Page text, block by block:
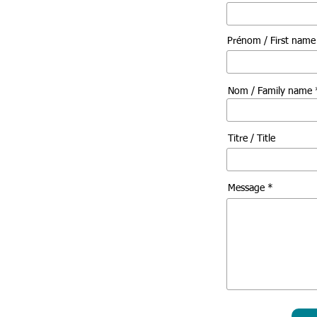
Prénom / First
Nom / Family name
Titre / Title
Message *